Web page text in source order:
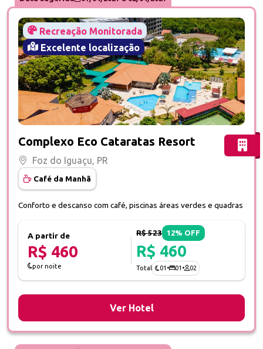
Recreação Monitorada
Excelente localização
Complexo Eco Cataratas Resort
Foz do Iguaçu, PR
Café da Manhã
Conforto e descanso com café, piscinas áreas verdes e quadras
A partir de
R$ 460
por noite
R$ 523 12% OFF
R$ 460
Total 01 • 01 • 02
Ver Hotel